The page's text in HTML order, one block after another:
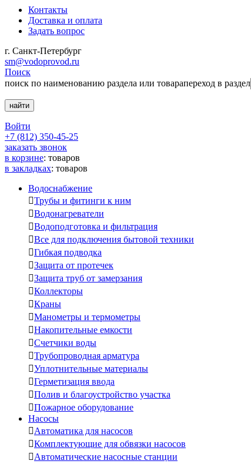
Контакты
Доставка и оплата
Задать вопрос
г. Санкт-Петербург
sm@vodoprovod.ru
Поиск
поиск по наименованию раздела или товарапереход в раздел
Войти
+7 (812) 350-45-25
заказать звонок
в корзине: товаров
в закладках: товаров
Водоснабжение
Трубы и фитинги к ним
Водонагреватели
Водоподготовка и фильтрация
Все для подключения бытовой техники
Гибкая подводка
Защита от протечек
Защита труб от замерзания
Коллекторы
Краны
Манометры и термометры
Накопительные емкости
Счетчики воды
Трубопроводная арматура
Уплотнительные материалы
Герметизация ввода
Полив и благоустройство участка
Пожарное оборудование
Насосы
Автоматика для насосов
Комплектующие для обвязки насосов
Автоматические насосные станции